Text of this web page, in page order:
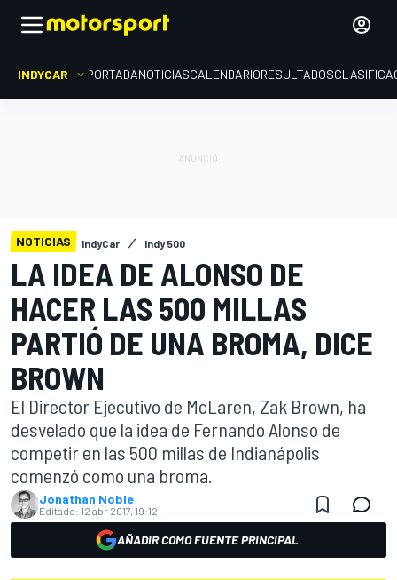
INDYCAR PORTADANOTICIASCALENDARIORESULTADOS
NOTICIAS IndyCar Indy 500
LA IDEA DE ALONSO DE
HACER LAS 500 MILLAS
PARTIÓ DE UNA BROMA, DICE
BROWN
El Director Ejecutivo de McLaren, Zak Brown, ha
desvelado que la idea de Fernando Alonso de
competir en las 500 millas de Indianápolis
comenzó como una broma.
Jonathan Noble
Editado: 12 abr 2017, 19:12
AÑADIR COMO FUENTE PRINCIPAL